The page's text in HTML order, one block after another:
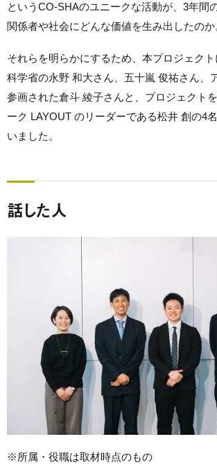
というCO-SHAのユニークな活動が、3年間
関係者や社会にどんな価値を生み出したのか
それらを明らかにするため、本プロジェクト
科学省の永野 和大さん、五十嵐 俊祐さん、
参画された倉斗 綾子さんと、プロジェクト
ーク LAYOUT のリーダーである松井 創の4
いました。
話した人
※所属・役職は取材時点のもの